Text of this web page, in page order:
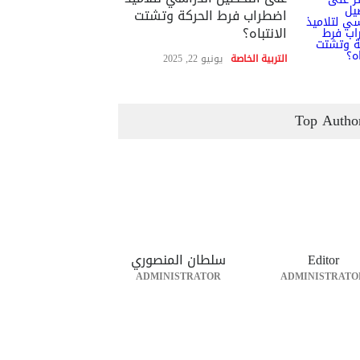
اضطراب فرط الحركة وتشتت
الانتباه؟
التربية الخاصة يونيو 22, 2025
Top
Editor سلطان المنصوري
ADMINISTRATOR